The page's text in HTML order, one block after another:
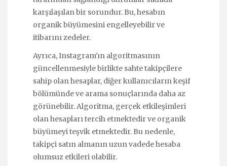
karşılaşılan bir sorundur. Bu, hesabın
organik büyümesini engelleyebilir ve
itibarını zedeler.
Ayrıca, Instagram'ın algoritmasının
güncellenmesiyle birlikte sahte takipçilere
sahip olan hesaplar, diğer kullanıcıların keşif
bölümünde ve arama sonuçlarında daha az
görünebilir. Algoritma, gerçek etkileşimleri
olan hesapları tercih etmektedir ve organik
büyümeyi teşvik etmektedir. Bu nedenle,
takipçi satın almanın uzun vadede hesaba
olumsuz etkileri olabilir.